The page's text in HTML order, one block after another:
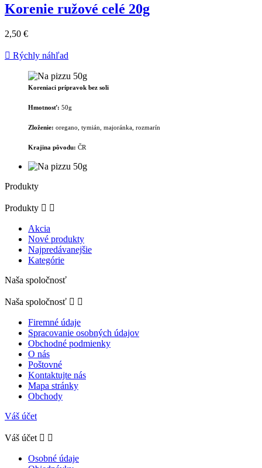
Korenie ružové celé 20g
2,50 €
 Rýchly náhľad
Koreniaci prípravok bez soli
Hmotnosť: 50g
Zloženie: oregano, tymián, majoránka, rozmarín
Krajina pôvodu: ČR
Produkty
Produkty  
Akcia
Nové produkty
Najpredávanejšie
Kategórie
Naša spoločnosť
Naša spoločnosť  
Firemné údaje
Spracovanie osobných údajov
Obchodné podmienky
O nás
Poštovné
Kontaktujte nás
Mapa stránky
Obchody
Váš účet
Váš účet  
Osobné údaje